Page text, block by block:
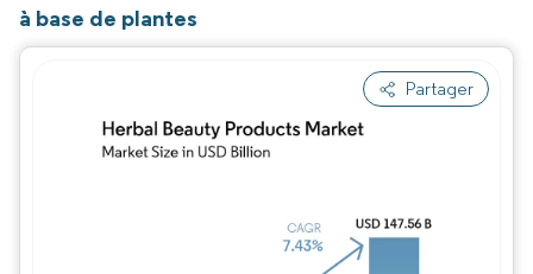
à base de plantes
Partager